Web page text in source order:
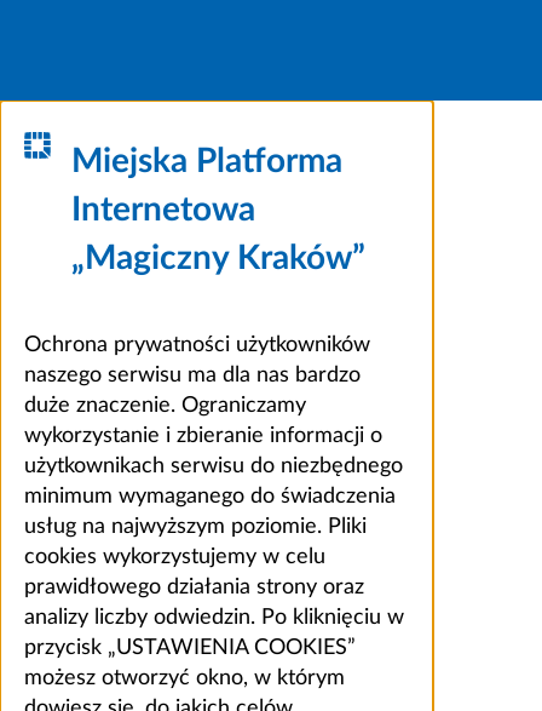
Miejska Platforma
Internetowa
„Magiczny Kraków”
Ochrona prywatności użytkowników
naszego serwisu ma dla nas bardzo
duże znaczenie. Ograniczamy
wykorzystanie i zbieranie informacji o
użytkownikach serwisu do niezbędnego
minimum wymaganego do świadczenia
usług na najwyższym poziomie. Pliki
cookies wykorzystujemy w celu
prawidłowego działania strony oraz
analizy liczby odwiedzin. Po kliknięciu w
przycisk „USTAWIENIA COOKIES”
możesz otworzyć okno, w którym